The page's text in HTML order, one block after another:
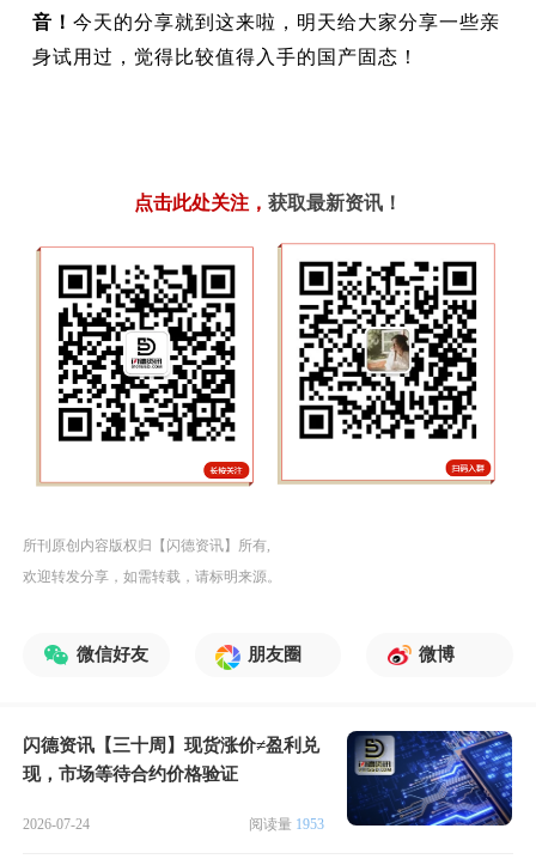
音！今天的分享就到这来啦，明天给大家分享一些亲
身试用过，觉得比较值得入手的国产固态！
点击此处关注， 获取最新资讯！
所刊原创内容版权归【闪德资讯】所有,
欢迎转发分享，如需转载，请标明来源。
微信好友 朋友圈 微博
闪德资讯【三十周】现货涨价≠盈利兑
现，市场等待合约价格验证
2026-07-24 阅读量 1953